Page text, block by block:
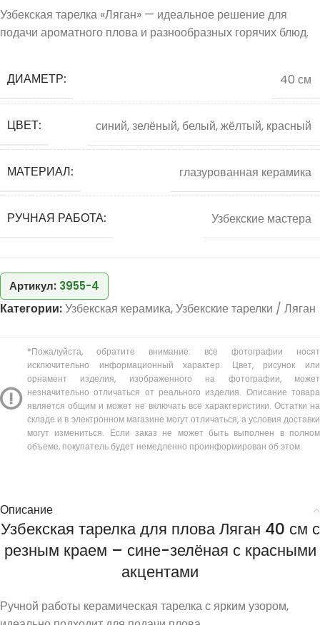
Узбекская тарелка «Ляган» — идеальное решение для
подачи ароматного плова и разнообразных горячих блюд.
ДИАМЕТР: 40 см
ЦВЕТ: синий, зелёный, белый, жёлтый, красный
МАТЕРИАЛ: глазурованная керамика
РУЧНАЯ РАБОТА: Узбекские мастера
Артикул: 3955-4
Категории:Узбекская керамика,Узбекские тарелки / Ляган
*Пожалуйста, обратите внимание: все фотографии носят
исключительно информационный характер. Цвет, рисунок или
орнамент изделия, изображенного на фотографии, может
незначительно отличаться от реального изделия. Описание товара
является общим и может не включать все характеристики. Остатки на
складе и в электронном магазине могут отличаться, а условия доставки
могут измениться. Если заказ не может быть выполнен в полном
объеме, покупатель будет немедленно проинформирован об этом.
Описание
Узбекская тарелка для плова Ляган 40 см с
резным краем – сине-зелёная с красными
акцентами
Ручной работы керамическая тарелка с ярким узором,